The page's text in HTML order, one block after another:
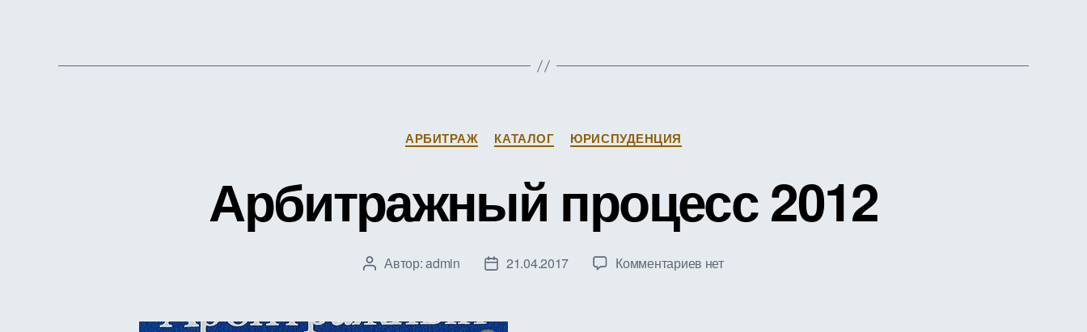
Рубрики
АРБИТРАЖ КАТАЛОГ ЮРИСПУДЕНЦИЯ
Арбитражный процесс 2012
Автор
Автор:admin
Дата21.04.2017 Комментариевкнет